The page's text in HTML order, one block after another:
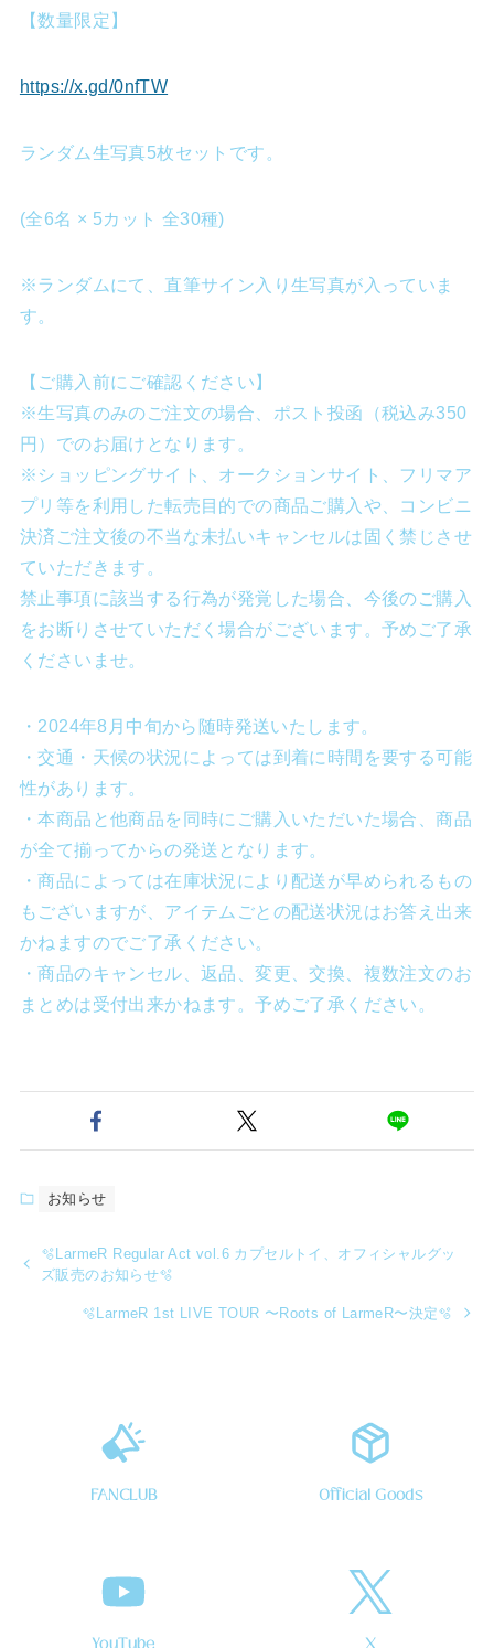
【数量限定】
https://x.gd/0nfTW
ランダム生写真5枚セットです。
(全6名 × 5カット 全30種)
※ランダムにて、直筆サイン入り生写真が入っていま
す。
【ご購入前にご確認ください】
※生写真のみのご注文の場合、ポスト投函（税込み350
円）でのお届けとなります。
※ショッピングサイト、オークションサイト、フリマア
プリ等を利用した転売目的での商品ご購入や、コンビニ
決済ご注文後の不当な未払いキャンセルは固く禁じさせ
ていただきます。
禁止事項に該当する行為が発覚した場合、今後のご購入
をお断りさせていただく場合がございます。予めご了承
くださいませ。
・2024年8月中旬から随時発送いたします。
・交通・天候の状況によっては到着に時間を要する可能
性があります。
・本商品と他商品を同時にご購入いただいた場合、商品
が全て揃ってからの発送となります。
・商品によっては在庫状況により配送が早められるもの
もございますが、アイテムごとの配送状況はお答え出来
かねますのでご了承ください。
・商品のキャンセル、返品、変更、交換、複数注文のお
まとめは受付出来かねます。予めご了承ください。
お知らせ
🫧LarmeR Regular Act vol.6 カプセルトイ、オフィシャルグッ
ズ販売のお知らせ🫧
🫧LarmeR 1st LIVE TOUR 〜Roots of LarmeR〜決定🫧
FANCLUB Official Goods